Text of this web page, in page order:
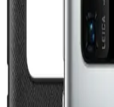
OPPO A15 2.El
2023
OPPO A15'in temel
piyasa trendleri ve
sunuluyor.